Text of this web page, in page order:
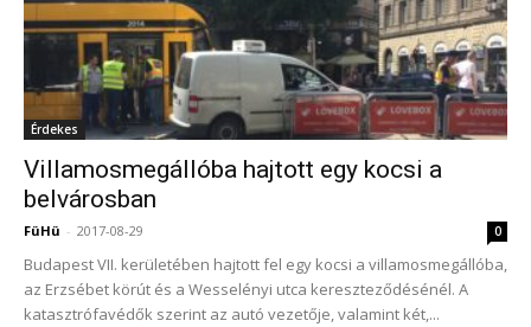
Érdekes
Villamosmegállóba hajtott egy kocsi a
belvárosban
FüHü - 2017-08-29 0
Budapest VII. kerületében hajtott fel egy kocsi a villamosmegállóba,
az Erzsébet körút és a Wesselényi utca kereszteződésénél. A
katasztrófavédők szerint az autó vezetője, valamint két,...